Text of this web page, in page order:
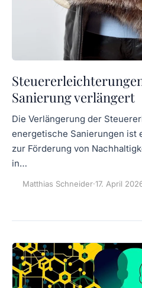
Sanierung verlängert
Die Verlängerung der
energetische Sanierungen ist
zur Förderung von
in…
Matthias Schneider·17. April